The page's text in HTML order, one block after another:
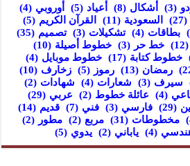
(3) أشكال (8) أعياد (5) أوروبي (4)
(27) السعودية (11) القرآن الكريم (5)
بطاقات (4) تشكيلات (3) تصميم (35)
(12) خط حر (3) خطوط أصيلة (10)
خطوط كتابة (17) خطوط موبايل (4)
رمضان (13) رموز (5) زخارف (10)
سيرف (3) شعارات (4) شهادات (2)
(4) عائلة خطوط (2) عربي (29)
(29) فارسي (3) فني (7) قديم (14)
مخطوطات (31) مربع (2) مطور (2)
(4) ياباني (2) يدوي (5)